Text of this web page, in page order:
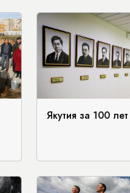
Якутия за 100 лет